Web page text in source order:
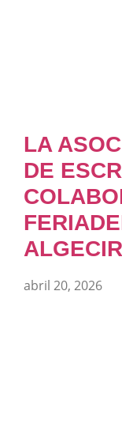
LA
DE
abril 20, 2026